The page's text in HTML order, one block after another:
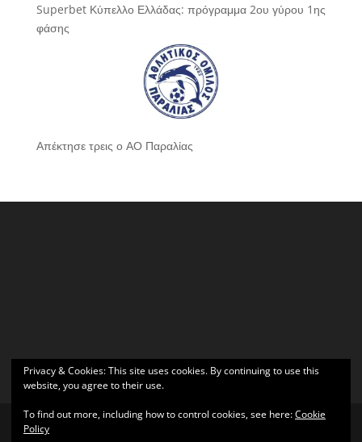
Superbet Κύπελλο Ελλάδας: πρόγραμμα 2ου γύρου 1ης
φάσης
Απέκτησε τρεις ο ΑΟ Παραλίας
Privacy & Cookies: This site uses cookies. By continuing to use this
website, you agree to their use.
To find out more, including how to control cookies, see here:Cookie
Policy